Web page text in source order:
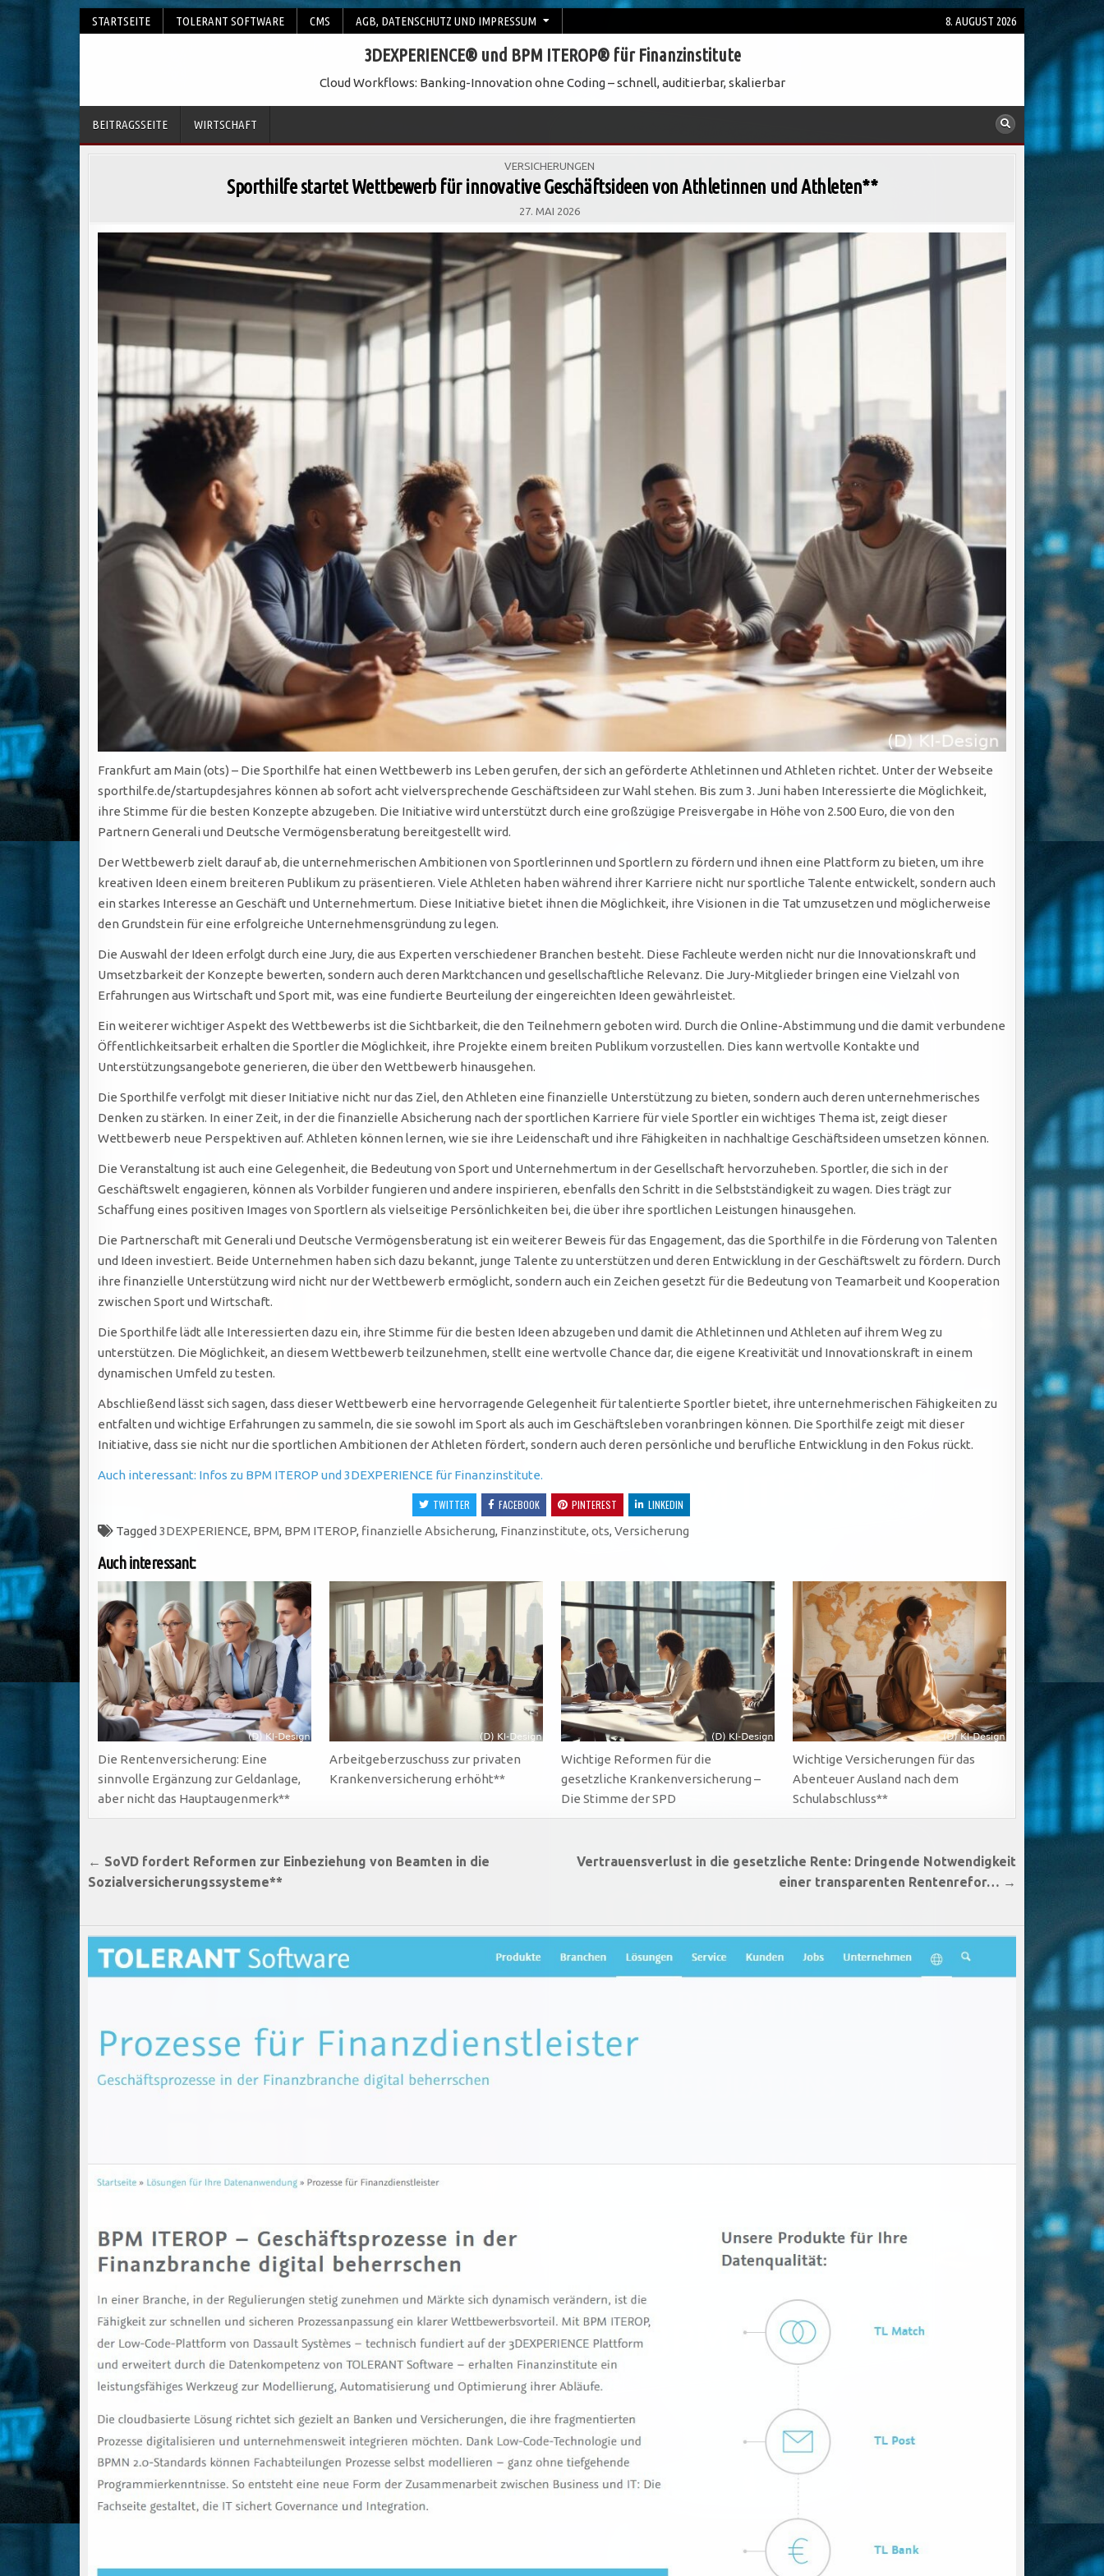
STARTSEITE TOLERANT SOFTWARE CMS AGB, DATENSCHUTZ UND IMPRESSUM 8. AUGUST 2026
3DEXPERIENCE® und BPM ITEROP® für Finanzinstitute
Cloud Workflows: Banking-Innovation ohne Coding – schnell, auditierbar, skalierbar
BEITRAGSSEITE WIRTSCHAFT
POSTED
VERSICHERUNGEN
Sporthilfe startet Wettbewerb für innovative Geschäftsideen von Athletinnen und Athleten**
27. MAI 2026
Frankfurt am Main (ots) – Die Sporthilfe hat einen Wettbewerb ins Leben gerufen, der sich an geförderte Athletinnen und Athleten richtet. Unter der Webseite
sporthilfe.de/startupdesjahres können ab sofort acht vielversprechende Geschäftsideen zur Wahl stehen. Bis zum 3. Juni haben Interessierte die Möglichkeit,
ihre Stimme für die besten Konzepte abzugeben. Die Initiative wird unterstützt durch eine großzügige Preisvergabe in Höhe von 2.500 Euro, die von den
Partnern Generali und Deutsche Vermögensberatung bereitgestellt wird.
Der Wettbewerb zielt darauf ab, die unternehmerischen Ambitionen von Sportlerinnen und Sportlern zu fördern und ihnen eine Plattform zu bieten, um ihre
kreativen Ideen einem breiteren Publikum zu präsentieren. Viele Athleten haben während ihrer Karriere nicht nur sportliche Talente entwickelt, sondern auch
ein starkes Interesse an Geschäft und Unternehmertum. Diese Initiative bietet ihnen die Möglichkeit, ihre Visionen in die Tat umzusetzen und möglicherweise
den Grundstein für eine erfolgreiche Unternehmensgründung zu legen.
Die Auswahl der Ideen erfolgt durch eine Jury, die aus Experten verschiedener Branchen besteht. Diese Fachleute werden nicht nur die Innovationskraft und
Umsetzbarkeit der Konzepte bewerten, sondern auch deren Marktchancen und gesellschaftliche Relevanz. Die Jury-Mitglieder bringen eine Vielzahl von
Erfahrungen aus Wirtschaft und Sport mit, was eine fundierte Beurteilung der eingereichten Ideen gewährleistet.
Ein weiterer wichtiger Aspekt des Wettbewerbs ist die Sichtbarkeit, die den Teilnehmern geboten wird. Durch die Online-Abstimmung und die damit verbundene
Öffentlichkeitsarbeit erhalten die Sportler die Möglichkeit, ihre Projekte einem breiten Publikum vorzustellen. Dies kann wertvolle Kontakte und
Unterstützungsangebote generieren, die über den Wettbewerb hinausgehen.
Die Sporthilfe verfolgt mit dieser Initiative nicht nur das Ziel, den Athleten eine finanzielle Unterstützung zu bieten, sondern auch deren unternehmerisches
Denken zu stärken. In einer Zeit, in der die finanzielle Absicherung nach der sportlichen Karriere für viele Sportler ein wichtiges Thema ist, zeigt dieser
Wettbewerb neue Perspektiven auf. Athleten können lernen, wie sie ihre Leidenschaft und ihre Fähigkeiten in nachhaltige Geschäftsideen umsetzen können.
Die Veranstaltung ist auch eine Gelegenheit, die Bedeutung von Sport und Unternehmertum in der Gesellschaft hervorzuheben. Sportler, die sich in der
Geschäftswelt engagieren, können als Vorbilder fungieren und andere inspirieren, ebenfalls den Schritt in die Selbstständigkeit zu wagen. Dies trägt zur
Schaffung eines positiven Images von Sportlern als vielseitige Persönlichkeiten bei, die über ihre sportlichen Leistungen hinausgehen.
Die Partnerschaft mit Generali und Deutsche Vermögensberatung ist ein weiterer Beweis für das Engagement, das die Sporthilfe in die Förderung von Talenten
und Ideen investiert. Beide Unternehmen haben sich dazu bekannt, junge Talente zu unterstützen und deren Entwicklung in der Geschäftswelt zu fördern. Durch
ihre finanzielle Unterstützung wird nicht nur der Wettbewerb ermöglicht, sondern auch ein Zeichen gesetzt für die Bedeutung von Teamarbeit und Kooperation
zwischen Sport und Wirtschaft.
Die Sporthilfe lädt alle Interessierten dazu ein, ihre Stimme für die besten Ideen abzugeben und damit die Athletinnen und Athleten auf ihrem Weg zu
unterstützen. Die Möglichkeit, an diesem Wettbewerb teilzunehmen, stellt eine wertvolle Chance dar, die eigene Kreativität und Innovationskraft in einem
dynamischen Umfeld zu testen.
Abschließend lässt sich sagen, dass dieser Wettbewerb eine hervorragende Gelegenheit für talentierte Sportler bietet, ihre unternehmerischen Fähigkeiten zu
entfalten und wichtige Erfahrungen zu sammeln, die sie sowohl im Sport als auch im Geschäftsleben voranbringen können. Die Sporthilfe zeigt mit dieser
Initiative, dass sie nicht nur die sportlichen Ambitionen der Athleten fördert, sondern auch deren persönliche und berufliche Entwicklung in den Fokus rückt.
Auch interessant: Infos zu BPM ITEROP und 3DEXPERIENCE für Finanzinstitute.
TWITTER FACEBOOK PINTEREST
LINKEDIN
Tagged 3DEXPERIENCE, BPM, BPM ITEROP, finanzielle Absicherung, Finanzinstitute, ots, Versicherung
Auch interessant:
Die Rentenversicherung: Eine
sinnvolle Ergänzung zur Geldanlage,
aber nicht das Hauptaugenmerk**
Arbeitgeberzuschuss zur privaten
Krankenversicherung erhöht**
Wichtige Reformen für die
gesetzliche Krankenversicherung –
Die Stimme der SPD
Wichtige Versicherungen für das
Abenteuer Ausland nach dem
Schulabschluss**
Beitragsnavigation
Vertrauensverlust in die gesetzliche Rente: Dringende Notwendigkeit
einer transparenten Rentenrefor… →
← SoVD fordert Reformen zur Einbeziehung von Beamten in die
Sozialversicherungssysteme**